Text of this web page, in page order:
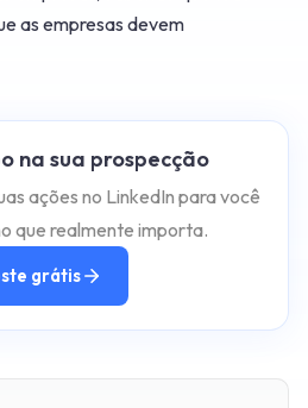
as empresas devem
na sua prospecção
ações no LinkedIn para você
que realmente importa.
grátis